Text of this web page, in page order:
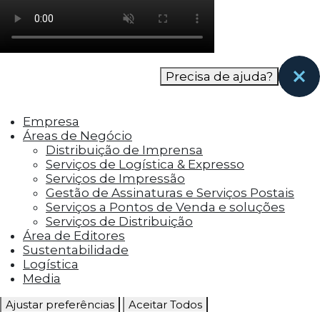
como os visitantes interagem com o site. Esses
cookies ajudam a fornecer informações sobre
as métricas do número de visitantes, taxa de
rejeição, origem do tráfego, etc.
funcionalidades, como compartilhar o
conteúdo do site em plataformas de social
media, coletar feedbacks e outros recursos de
terceiros.
Cookies Marketing
Os cookies de marketing são usados para
entregar aos visitantes anúncios
personalizados com base nas páginas que eles
visitaram antes e analisar a eficácia da
campanha publicitária.
Ajustar preferências Aceitar Todos
Precisa de ajuda?
Empresa
Áreas de Negócio
Distribuição de Imprensa
Serviços de Logística & Expresso
Serviços de Impressão
Gestão de Assinaturas e Serviços Postais
Serviços a Pontos de Venda e soluções
Serviços de Distribuição
Área de Editores
Sustentabilidade
Logística
Media